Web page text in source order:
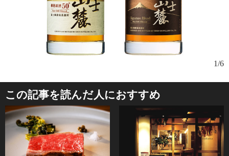
左
1/6
この記事を読んだ人におすすめ